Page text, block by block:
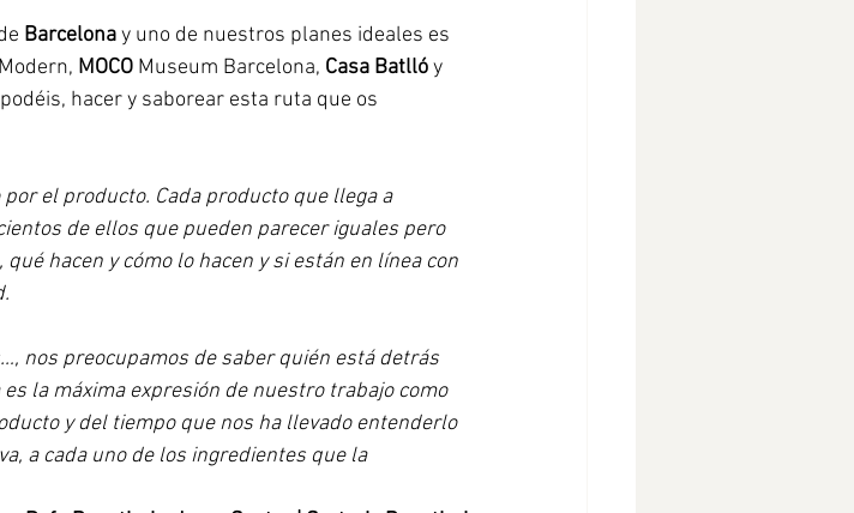
Barcelona y uno de nuestros planes ideales es
MOCO Museum Barcelona, Casa Batlló y
hacer y saborear esta ruta que os
el producto. Cada producto que llega a
de ellos que pueden parecer iguales pero
hacen y cómo lo hacen y si están en línea con
nos preocupamos de saber quién está detrás
la máxima expresión de nuestro trabajo como
y del tiempo que nos ha llevado entenderlo
a cada uno de los ingredientes que la